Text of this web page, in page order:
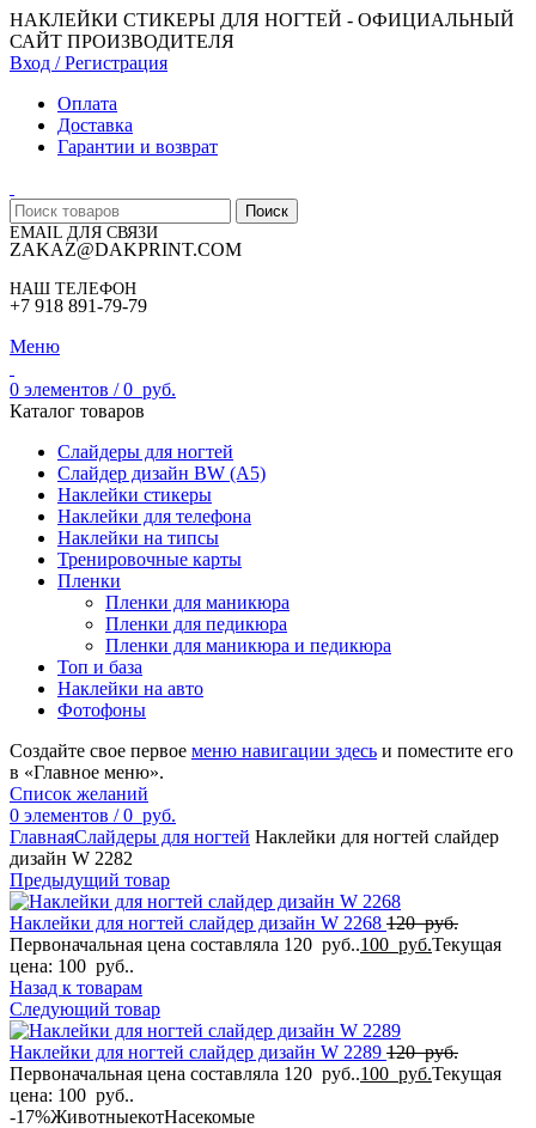
НАКЛЕЙКИ СТИКЕРЫ ДЛЯ НОГТЕЙ - ОФИЦИАЛЬНЫЙ
САЙТ ПРОИЗВОДИТЕЛЯ
Вход / Регистрация
Оплата
Доставка
Гарантии и возврат
Поиск
EMAIL ДЛЯ СВЯЗИ
ZAKAZ@DAKPRINT.COM
НАШ ТЕЛЕФОН
+7 918 891-79-79
Меню
0 элементов / 0 руб.
Каталог товаров
Слайдеры для ногтей
Слайдер дизайн BW (A5)
Наклейки стикеры
Наклейки для телефона
Наклейки на типсы
Тренировочные карты
Пленки
Пленки для маникюра
Пленки для педикюра
Пленки для маникюра и педикюра
Топ и база
Наклейки на авто
Фотофоны
Создайте свое первое меню навигации здесь и поместите его
в «Главное меню».
Список желаний
0 элементов / 0 руб.
ГлавнаяСлайдеры для ногтей Наклейки для ногтей слайдер
дизайн W 2282
Предыдущий товар
Наклейки для ногтей слайдер дизайн W 2268 120руб.
Первоначальная цена составляла 120 руб..100 руб.Текущая
цена: 100 руб..
Назад к товарам
Следующий товар
Наклейки для ногтей слайдер дизайн W 2289 120руб.
Первоначальная цена составляла 120 руб..100 руб.Текущая
цена: 100 руб..
-17%ЖивотныекотНасекомые